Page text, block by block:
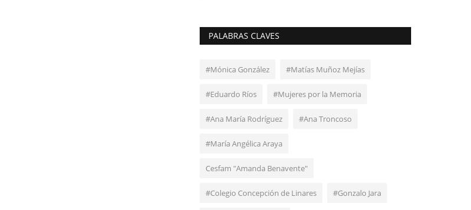
PALABRAS CLAVES
#Mónica González #Matías Muñoz Mejías
#Eduardo Ríos #Mujeres por la Memoria
#Ana María Rodríguez #Ana Troncoso
#María Angélica Araya
Cesfam "Amanda Benavente"
#Colegio Concepción de Linares #Gonzalo Jara